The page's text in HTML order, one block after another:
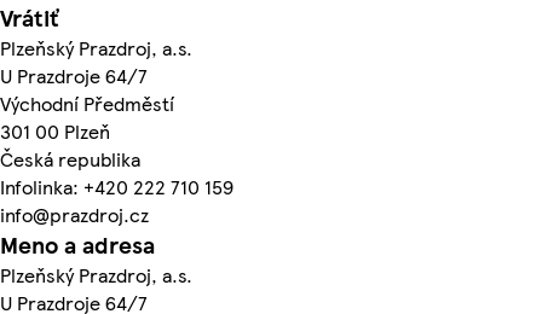
Vrátiť
Plzeňský Prazdroj, a.s.
U Prazdroje 64/7
Východní Předměstí
301 00 Plzeň
Česká republika
Infolinka: +420 222 710 159
info@prazdroj.cz
Meno a adresa
Plzeňský Prazdroj, a.s.
U Prazdroje 64/7